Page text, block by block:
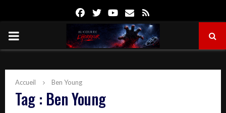
FacebookTwitterYoutube
Email
PRIMARY
Accueil Ben Young
Tag : Ben Young